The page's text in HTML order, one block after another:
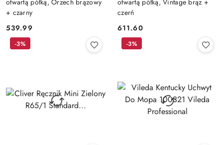
+ czarny
Cena:
539.99
czerń
Cena:
611.60
-3% -3%